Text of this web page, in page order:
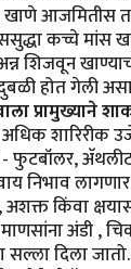
खाणे आजमितीस
कच्चे मांस
अन्न शिजवून
होत गेली
प्रामुख्याने
अधिक शारिरीक
निभाव
किंवा
अंडी ,
दिला जातो.